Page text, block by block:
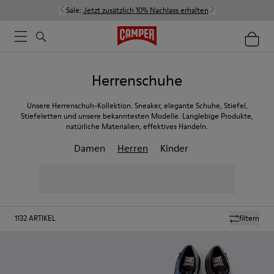
Sale: Jetzt zusätzlich 10% Nachlass erhalten
Herrenschuhe
Unsere Herrenschuh-Kollektion. Sneaker, elegante Schuhe, Stiefel,
Stiefeletten und unsere bekanntesten Modelle. Langlebige Produkte,
natürliche Materialien, effektives Handeln.
Damen Herren Kinder
filtern
1132ARTIKEL